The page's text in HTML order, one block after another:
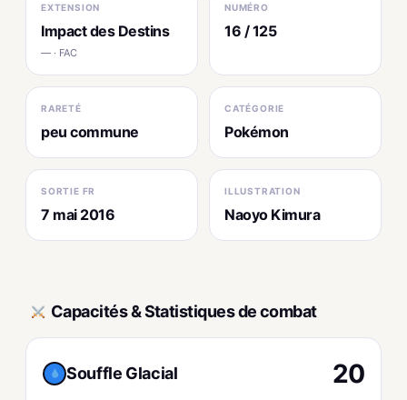
EXTENSION
Impact des Destins
— · FAC
NUMÉRO
16 / 125
RARETÉ
peu commune
CATÉGORIE
Pokémon
SORTIE FR
7 mai 2016
ILLUSTRATION
Naoyo Kimura
Capacités & Statistiques de combat
Souffle Glacial 20